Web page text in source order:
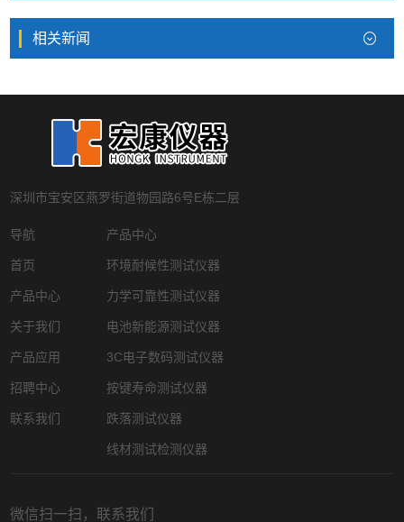
相关新闻
深圳市宝安区燕罗街道物园路6号E栋二层
导航
首页
产品中心
关于我们
产品应用
招聘中心
联系我们
产品中心
环境耐候性测试仪器
力学可靠性测试仪器
电池新能源测试仪器
3C电子数码测试仪器
按键寿命测试仪器
跌落测试仪器
线材测试检测仪器
微信扫一扫，联系我们